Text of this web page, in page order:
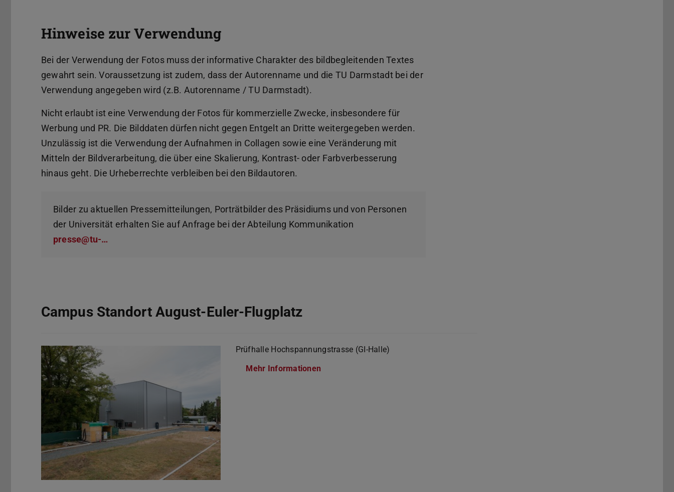
Hinweise zur Verwendung
Bei der Verwendung der Fotos muss der informative Charakter des bildbegleitenden Textes
gewahrt sein. Voraussetzung ist zudem, dass der Autorenname und die TU Darmstadt bei der
Verwendung angegeben wird (z.B. Autorenname / TU Darmstadt).
Nicht erlaubt ist eine Verwendung der Fotos für kommerzielle Zwecke, insbesondere für
Werbung und PR. Die Bilddaten dürfen nicht gegen Entgelt an Dritte weitergegeben werden.
Unzulässig ist die Verwendung der Aufnahmen in Collagen sowie eine Veränderung mit
Mitteln der Bildverarbeitung, die über eine Skalierung, Kontrast- oder Farbverbesserung
hinaus geht. Die Urheberrechte verbleiben bei den Bildautoren.
Bilder zu aktuellen Pressemitteilungen, Porträtbilder des Präsidiums und von Personen
der Universität erhalten Sie auf Anfrage bei der Abteilung Kommunikation
presse@tu-…
Campus Standort August-Euler-Flugplatz
Prüfhalle Hochspannungstrasse (GI-Halle)
Mehr Informationen